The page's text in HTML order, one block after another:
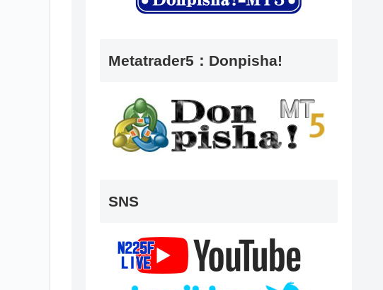
Metatrader5：Donpisha!
SNS